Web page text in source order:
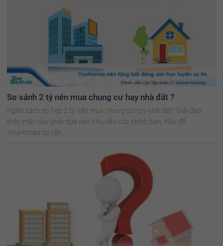
So sánh 2 tỷ nên mua chung cư hay nhà đất ?
Ngân sách eo hẹp 2 tỷ nên mua chung cư hay nhà đất? Giải đáp
thắc mắc này phải dựa vào nhu cầu của chính bạn. Hãy để
YouHomes tư vấn...